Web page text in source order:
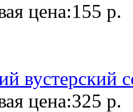
цена:155 р.
вустерский
цена:325 р.